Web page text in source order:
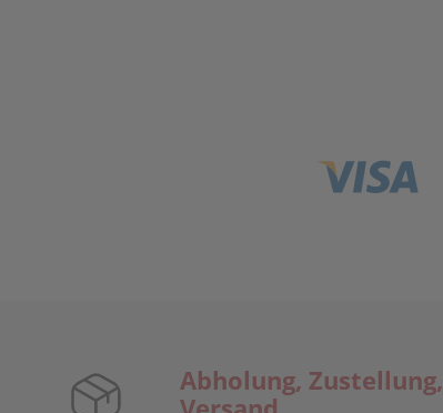
Abholung, Zustellung,